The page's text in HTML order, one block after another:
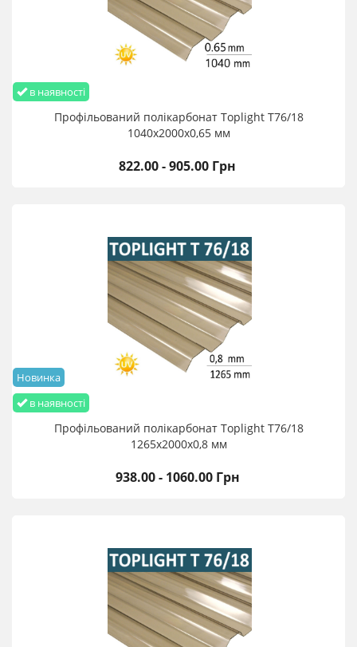
в наявності
Профільований полікарбонат Toplight T76/18
1040х2000х0,65 мм
822.00 - 905.00 Грн
в наявності
Новинка
Профільований полікарбонат Toplight T76/18
1265х2000х0,8 мм
938.00 - 1060.00 Грн